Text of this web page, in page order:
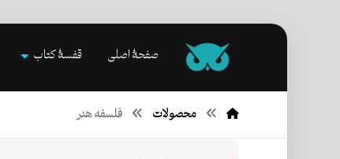
صفحۀ اصلی قفسۀ کتاب
محصولات فلسفه هنر